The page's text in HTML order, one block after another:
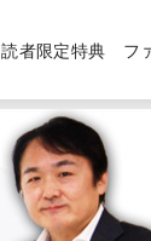
読者限定特典 フ